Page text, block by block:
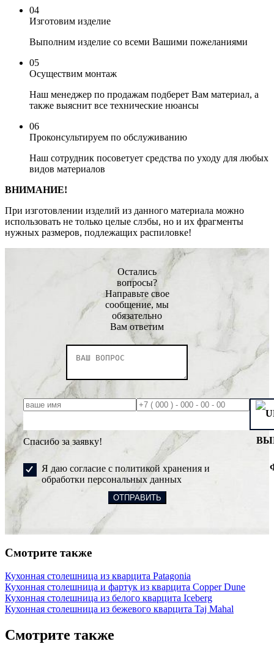
04
Изготовим изделие
Выполним изделие со всеми Вашими пожеланиями
05
Осуществим монтаж
Наш менеджер по продажам подберет Вам материал, а
также выяснит все технические нюансы
06
Проконсультируем по обслуживанию
Наш сотрудник посоветует средства по уходу для любых
видов материалов
ВНИМАНИЕ!
При изготовлении изделий из данного материала можно
использовать не только целые слэбы, но и их фрагменты
нужных размеров, подлежащих распиловке!
Остались
вопросы?
Направьте свое
сообщение, мы
обязательно
Вам ответим
Спасибо за заявку!
Я даю согласие с политикой хранения и
обработки персональных данных
Смотрите также
Кухонная столешница из кварцита Patagonia
Кухонная столешница и фартук из кварцита Copper Dune
Кухонная столешница из белого кварцита Iceberg
Кухонная столешница из бежевого кварцита Taj Mahal
Смотрите также